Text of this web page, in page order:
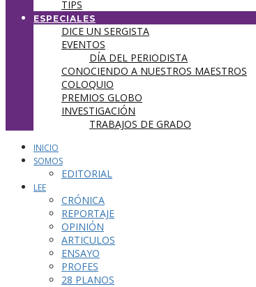
TIPS
ESPECIALES
DICE UN SERGISTA
EVENTOS
DÍA DEL PERIODISTA
CONOCIENDO A NUESTROS MAESTROS
COLOQUIO
PREMIOS GLOBO
INVESTIGACIÓN
TRABAJOS DE GRADO
INICIO
SOMOS
EDITORIAL
LEE
CRÓNICA
REPORTAJE
OPINIÓN
ARTICULOS
ENSAYO
PROFES
28 PLANOS